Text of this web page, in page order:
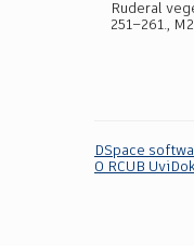
Ruderal
251–261.,
DSpace
O RCUB